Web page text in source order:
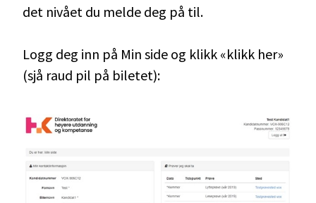
det nivået du melde deg på til.
Logg deg inn på Min side og klikk «klikk her»
(sjå raud pil på biletet):